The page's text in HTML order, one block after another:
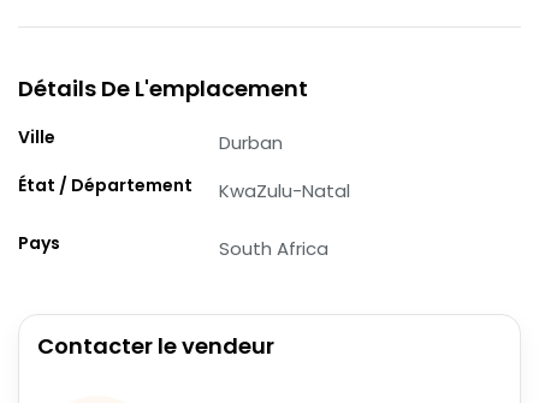
Détails De L'emplacement
Ville Durban
État / Département KwaZulu-Natal
Pays South Africa
Contacter le vendeur